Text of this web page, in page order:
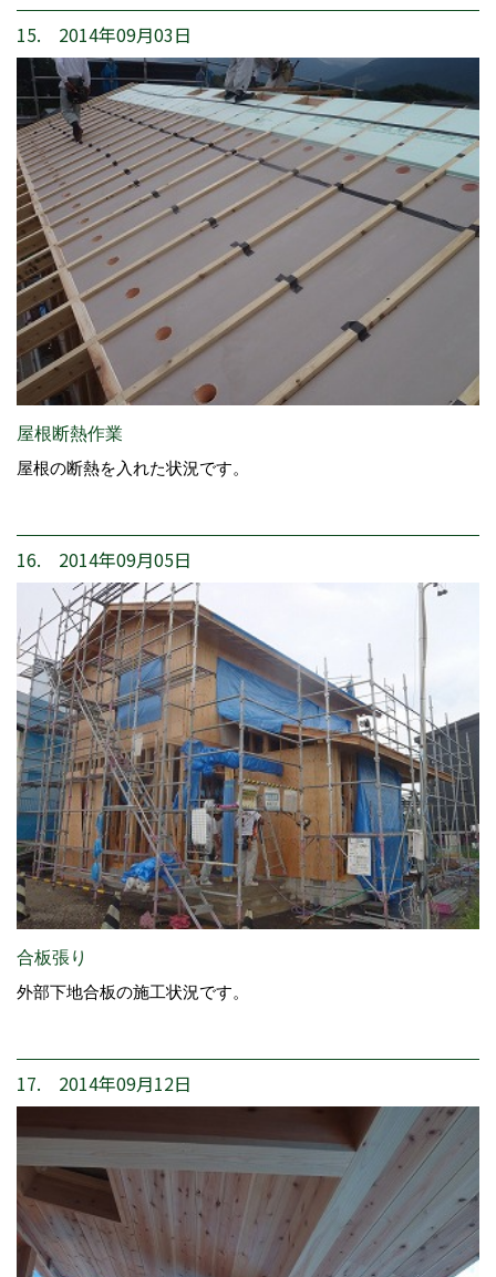
15. 2014年09月03日
屋根断熱作業
屋根の断熱を入れた状況です。
16. 2014年09月05日
合板張り
外部下地合板の施工状況です。
17. 2014年09月12日